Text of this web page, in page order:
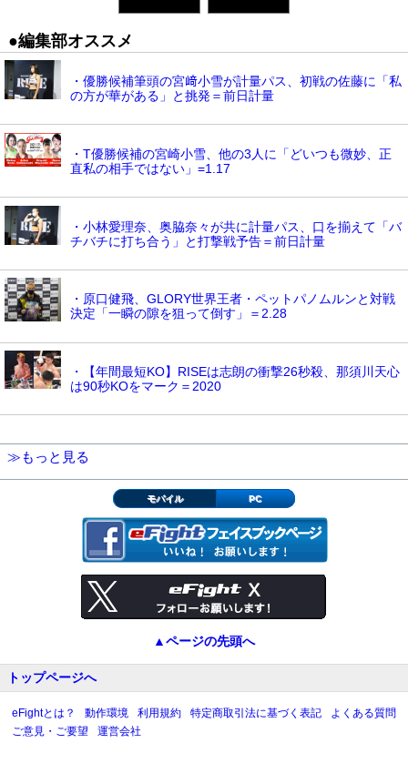
●編集部オススメ
・優勝候補筆頭の宮﨑小雪が計量パス、初戦の佐藤に「私
の方が華がある」と挑発＝前日計量
・T優勝候補の宮崎小雪、他の3人に「どいつも微妙、正
直私の相手ではない」=1.17
・小林愛理奈、奥脇奈々が共に計量パス、口を揃えて「バ
チバチに打ち合う」と打撃戦予告＝前日計量
・原口健飛、GLORY世界王者・ペットパノムルンと対戦
決定「一瞬の隙を狙って倒す」＝2.28
・【年間最短KO】RISEは志朗の衝撃26秒殺、那須川天心
は90秒KOをマーク＝2020
≫もっと見る
モバイル PC
▲ページの先頭へ
トップページへ
eFightとは？ 動作環境 利用規約 特定商取引法に基づく表記
よくある質問
ご意見・ご要望
運営会社